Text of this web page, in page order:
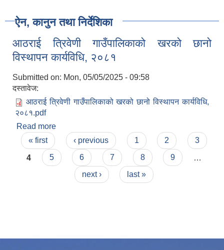
ऐन, कानुन तथा निर्देशिका
आठराई त्रिवेणी गाउँपालिकाको खरको छानो
विस्थापन कार्यविधि, २०८१
Submitted on: Mon, 05/05/2025 - 09:58
दस्तावेज:
आठराई त्रिवेणी गाउँपालिकाको खरको छानो विस्थापन कार्यविधि,
२०८१.pdf
Read more
विस्थापन कार्यविधि, २०८१
Pages
« first ‹ previous 1 2
3
4
5 6 7 8 9
next ›
last »